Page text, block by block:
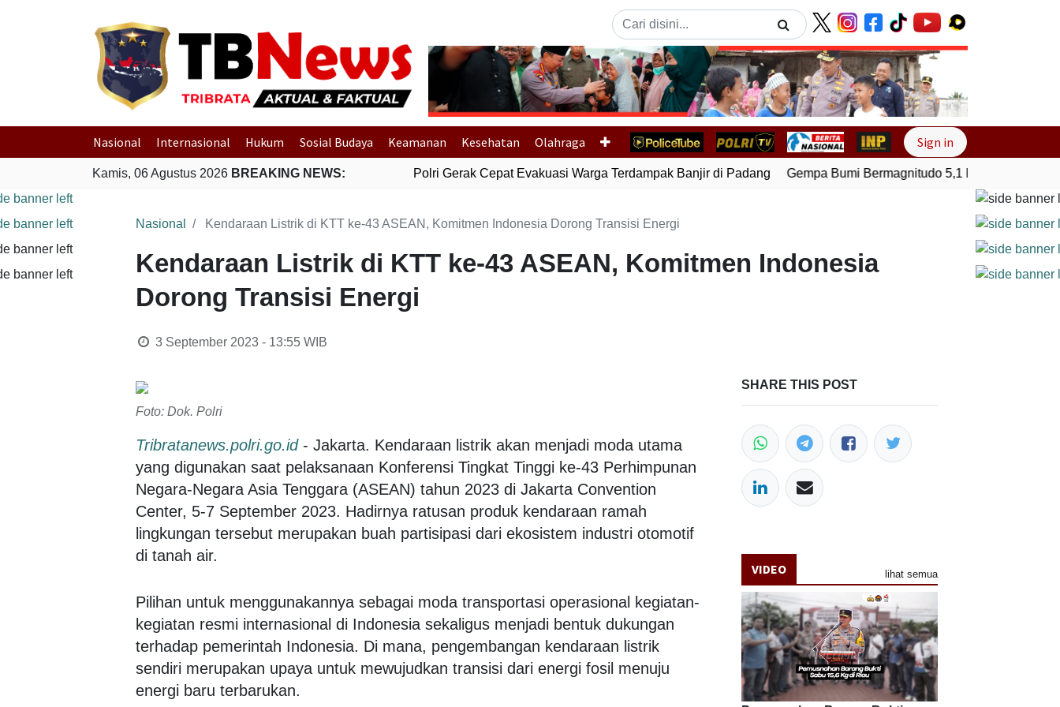
Previous Next
Nasional Internasional Hukum Sosial Budaya Keamanan Kesehatan Olahraga Sign in
Kamis, 06 Agustus 2026 BREAKING NEWS: Polri Gerak Cepat Evakuasi Warga Terdampak Banjir di Padang Gempa Bumi Bermagnitudo 5,1 Kembali Guncang
Nasional Kendaraan Listrik di KTT ke-43 ASEAN, Komitmen Indonesia Dorong Transisi Energi
Kendaraan Listrik di KTT ke-43 ASEAN, Komitmen Indonesia
Dorong Transisi Energi
3 September 2023 - 13:55WIB
Foto: Dok. Polri
Tribratanews.polri.go.id- Jakarta. Kendaraan listrik akan menjadi moda utama
yang digunakan saat pelaksanaan Konferensi Tingkat Tinggi ke-43 Perhimpunan
Negara-Negara Asia Tenggara (ASEAN) tahun 2023 di Jakarta Convention
Center, 5-7 September 2023. Hadirnya ratusan produk kendaraan ramah
lingkungan tersebut merupakan buah partisipasi dari ekosistem industri otomotif
di tanah air.
Pilihan untuk menggunakannya sebagai moda transportasi operasional kegiatan-
kegiatan resmi internasional di Indonesia sekaligus menjadi bentuk dukungan
terhadap pemerintah Indonesia. Di mana, pengembangan kendaraan listrik
sendiri merupakan upaya untuk mewujudkan transisi dari energi fosil menuju
energi baru terbarukan.
SHARE THIS POST
VIDEO lihat semua